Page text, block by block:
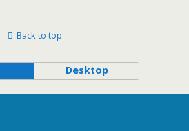
Back to top
Desktop